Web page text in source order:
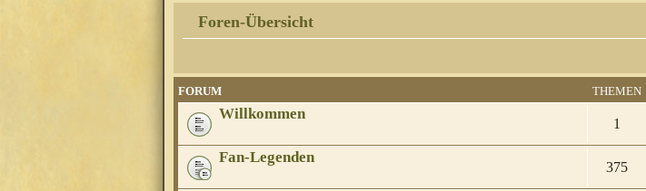
Foren-Übersicht
FORUM THEMEN
Willkommen
1
Fan-Legenden
375